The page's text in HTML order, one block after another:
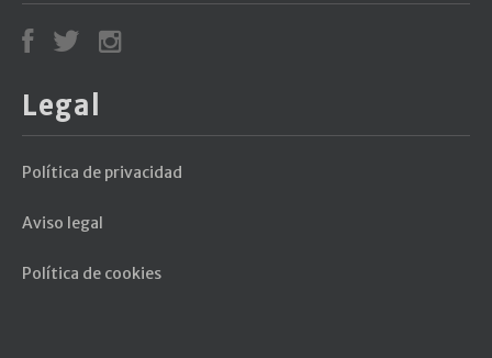
Legal
Política de privacidad
Aviso legal
Política de cookies